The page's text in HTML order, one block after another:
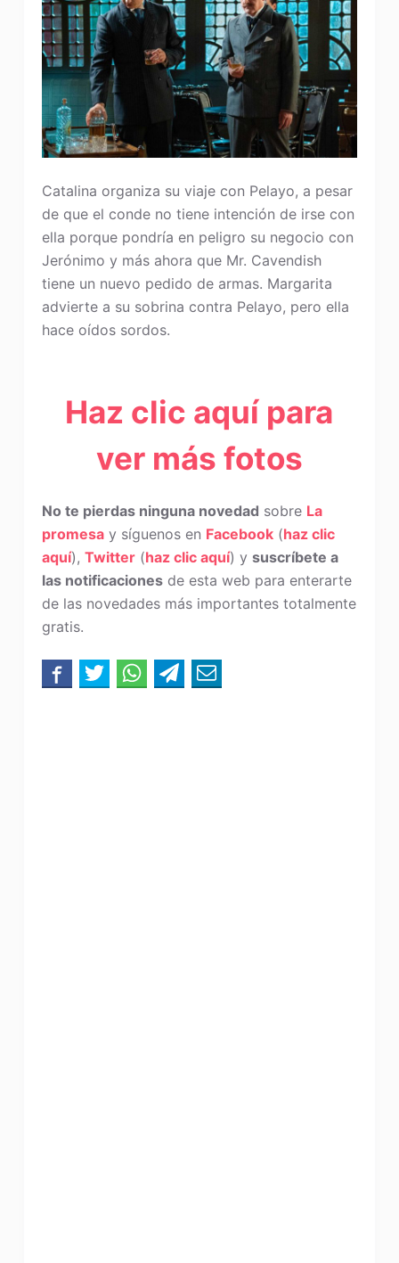
Catalina organiza su viaje con Pelayo, a pesar
de que el conde no tiene intención de irse con
ella porque pondría en peligro su negocio con
Jerónimo y más ahora que Mr. Cavendish
tiene un nuevo pedido de armas. Margarita
advierte a su sobrina contra Pelayo, pero ella
hace oídos sordos.
Haz clic aquí para
ver más fotos
No te pierdas ninguna novedad sobre La
promesay síguenos en Facebook(haz clic
aquí), Twitter(haz clic aquí) y suscríbete a
las notificacionesde esta web para enterarte
de las novedades más importantes totalmente
gratis.